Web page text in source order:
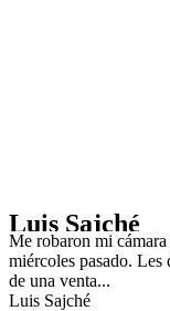
Luis Sajché
Me robaron mi
miércoles pasado. Les
de una venta...
Luis Sajché